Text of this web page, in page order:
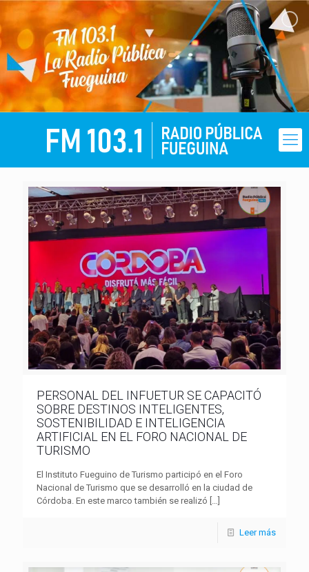
PERSONAL DEL INFUETUR SE CAPACITÓ
SOBRE DESTINOS INTELIGENTES,
SOSTENIBILIDAD E INTELIGENCIA
ARTIFICIAL EN EL FORO NACIONAL DE
TURISMO
El Instituto Fueguino de Turismo participó en el Foro
Nacional de Turismo que se desarrolló en la ciudad de
Córdoba. En este marco también se realizó […]
Leer más